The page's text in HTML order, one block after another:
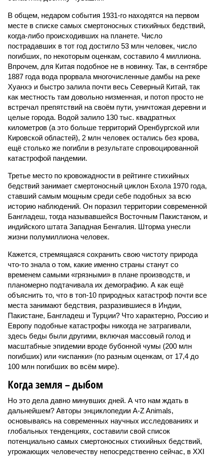
В общем, недаром события 1931-го находятся на первом
месте в списке самых смертоносных стихийных бедствий,
когда-либо происходивших на планете. Число
пострадавших в тот год достигло 53 млн человек, число
погибших, по некоторым оценкам, составило 4 миллиона.
Впрочем, для Китая подобное не в новинку. Так, в сентябре
1887 года вода прорвала многочисленные дамбы на реке
Хуанхэ и быстро залила почти весь Северный Китай, так
как местность там довольно низменная, и потоп просто не
встречал препятствий на своём пути, уничтожая деревни и
целые города. Водой залило 130 тыс. квадратных
километров (а это больше территорий Оренбургской или
Кировской областей), 2 млн человек остались без крова,
ещё столько же погибли в результате спровоцированной
катастрофой пандемии.
Третье место по кровожадности в рейтинге стихийных
бедствий занимает смертоносный циклон Бхола 1970 года,
ставший самым мощным среди себе подобных за всю
историю наблюдений. Он поразил территории современной
Бангладеш, тогда называвшейся Восточным Пакистаном, и
индийского штата Западная Бенгалия. Шторма унесли
жизни полумиллиона человек.
Кажется, стремящаяся сохранить свою чистоту природа
что-то знала о том, какие именно страны станут со
временем самыми «грязными» в плане производств, и
планомерно подтачивала их демографию. А как ещё
объяснить то, что в топ-10 природных катастроф почти все
места занимают бедствия, разразившиеся в Индии,
Пакистане, Бангладеш и Турции? Что характерно, Россию и
Европу подобные катастрофы никогда не затрагивали,
здесь беды были другими, включая массовый голод и
масштабные эпидемии вроде бубонной чумы (200 млн
погибших) или «испанки» (по разным оценкам, от 17,4 до
100 млн погибших во всём мире).
Когда земля – дыбом
Но это дела давно минувших дней. А что нам ждать в
дальнейшем? Авторы энциклопедии A-Z Animals,
основываясь на современных научных исследованиях и
глобальных тенденциях, составили свой список
потенциально самых смертоносных стихийных бедствий,
угрожающих человечеству непосредственно сейчас, в XXI